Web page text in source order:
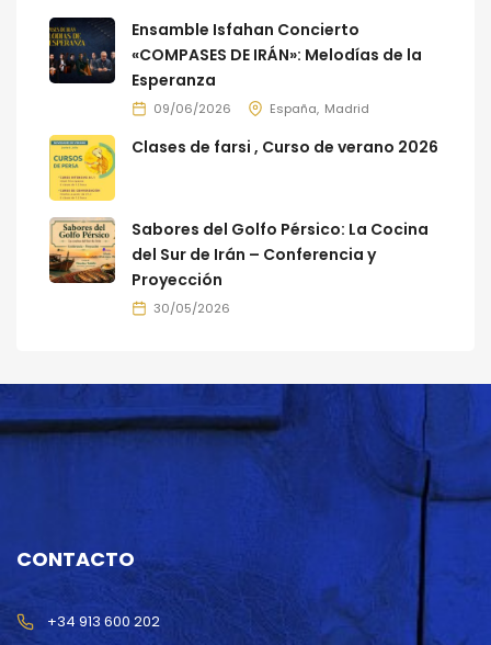
Ensamble Isfahan Concierto
«COMPASES DE IRÁN»: Melodías de la
Esperanza
09/06/2026 España Madrid
Clases de farsi , Curso de verano 2026
Sabores del Golfo Pérsico: La Cocina
del Sur de Irán – Conferencia y
Proyección
30/05/2026
CONTACTO
+34 913 600 202